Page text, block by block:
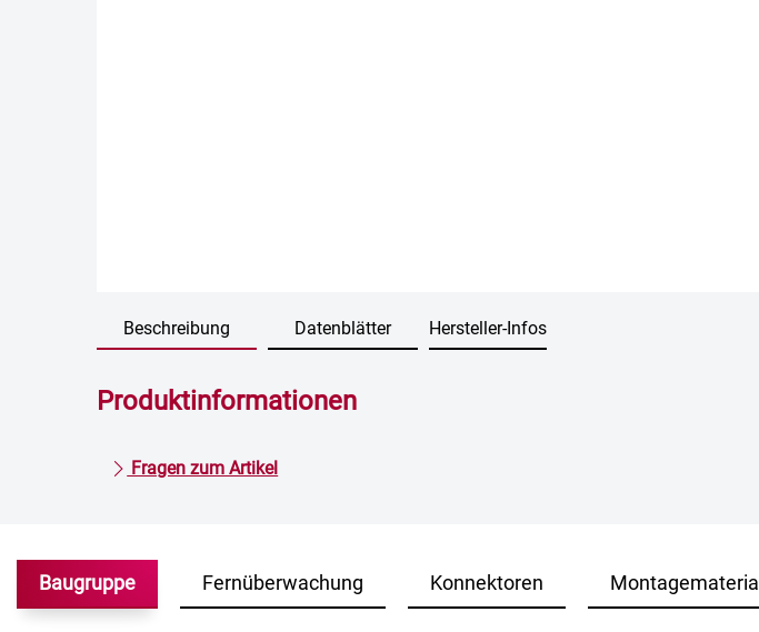
Beschreibung Datenblätter Hersteller-Infos
Produktinformationen
Fragen zum Artikel
Baugruppe Fernüberwachung Konnektoren Montagematerial